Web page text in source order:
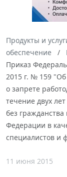
Продукты и
обеспечение
Приказ
2015 г. № 159
о запрете
течение двух
без гражданства
Федерации в
специалистов и
11 июня 2015